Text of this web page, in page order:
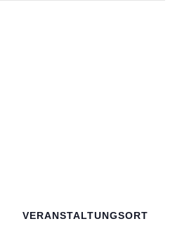
VERANSTALTUNGSORT